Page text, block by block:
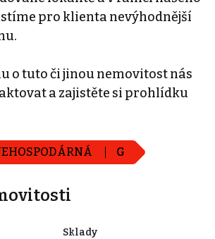
pro klienta nevýhodnější
o tuto či jinou nemovitost nás
a zajistěte si prohlídku
G
Sklady